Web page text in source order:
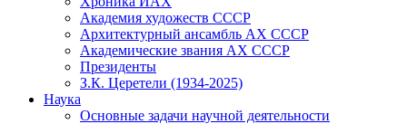
Академия художеств СССР
Архитектурный ансамбль АХ СССР
Академические звания АХ СССР
Президенты
З.К. Церетели (1934-2025)
Наука
Основные задачи научной деятельности